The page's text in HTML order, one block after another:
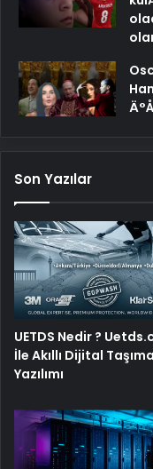
Son Yazılar
UETDS Nedir ?
İle Akıllı Dijital
Yazılımı